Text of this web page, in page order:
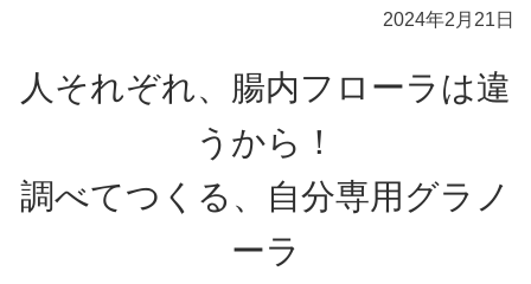
2024年2月21日
人それぞれ、腸内フローラは違
うから！
調べてつくる、自分専用グラノ
ーラ